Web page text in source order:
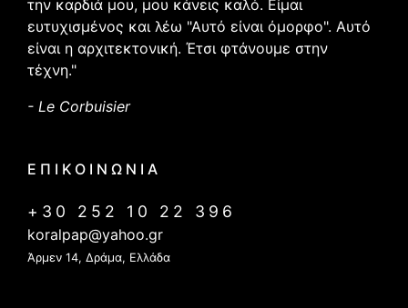
την καρδιά μου, μου κάνεις καλό. Είμαι
ευτυχισμένος και λέω "Αυτό είναι όμορφο". Αυτό
είναι η αρχιτεκτονική. Έτσι φτάνουμε στην
τέχνη."
- Le Corbuisier
ΕΠΙΚΟΙΝΩΝΙΑ
+30 252 10 22 396
koralpap@yahoo.gr
Άρμεν 14, Δράμα, Ελλάδα